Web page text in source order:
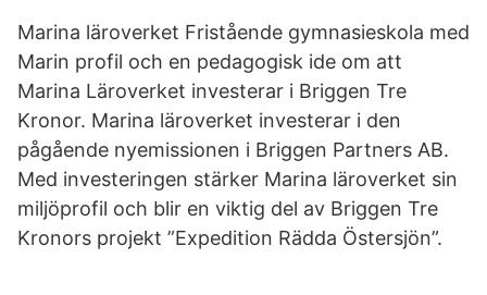
Marina läroverket Fristående gymnasieskola med
Marin profil och en pedagogisk ide om att
Marina Läroverket investerar i Briggen Tre
Kronor. Marina läroverket investerar i den
pågående nyemissionen i Briggen Partners AB.
Med investeringen stärker Marina läroverket sin
miljöprofil och blir en viktig del av Briggen Tre
Kronors projekt ”Expedition Rädda Östersjön”.